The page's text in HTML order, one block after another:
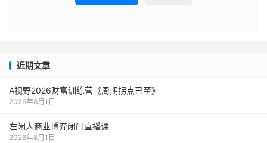
近期文章
A视野2026财富训练营《周期拐点已至》
2026年8月1日
左闲人商业博弈闭门直播课
2026年8月1日